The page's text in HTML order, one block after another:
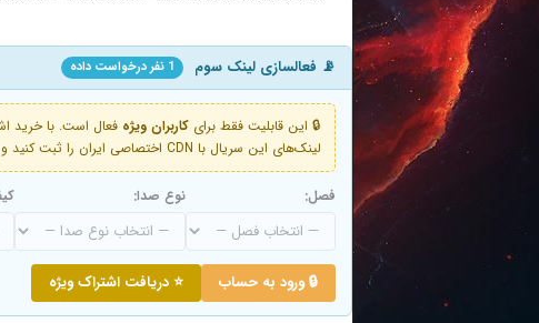
📡 فعالسازی لینک سوم 1 نفر درخواست داده
🔒 این قابلیت فقط برای کاربران ویژه
لینک‌های این سریال با CDN اختصاصی ایران را ثبت کنید و دقایقی بعد به لینک سوم آن دسترسی خواهید داشت
فصل: نوع صدا:
🔒 ورود به حساب ⭐ دریافت اشتراک ویژه